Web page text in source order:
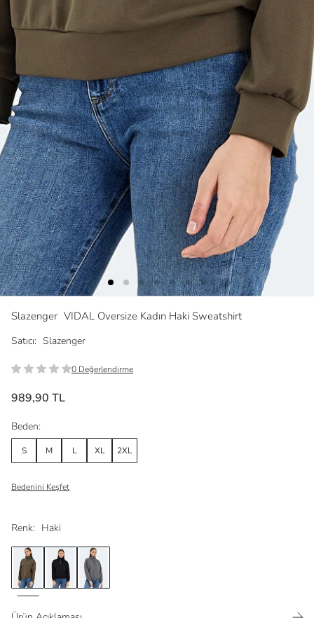
Slazenger VIDAL Oversize Kadın Haki Sweatshirt
Satıcı: Slazenger
0 Değerlendirme
989,90 TL
Renk: Haki
Beden:
S M L XL 2XL
Bedenini Keşfet